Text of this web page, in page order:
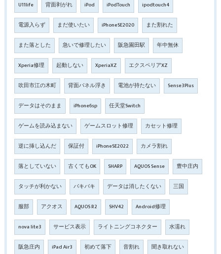
U11life 背面剥がれ iPod iPodTouch ipodtouch4
電源入らず まだ使いたい iPhoneSE2020 また割れた
また落とした 急いで修理したい 阪急園田駅 年中無休
Xperia修理 起動しない XperiaXZ エクスペリアXZ
吹田市江の木町 背面パネル浮き 電池が持たない Sense3Plus
データはそのまま iPhone6sp 任天堂Switch
ゲームを読み込まない ゲームスロット修理 カセット修理
逆に挿し込んだ 保証付 iPhoneSE2022 カメラ割れ
落としていない 古くてもOK SHARP AQUOS Sense 豊中庄内
タッチが利かない バキバキ データは消したくない 三国
服部 アクオス AQUOS R2 SHV42 Android修理
nova lite3 サービス表示 ライトニングコネクター 水濡れ
阪急庄内 iPad Air3 初めて落下 音割れ 聞き取れない